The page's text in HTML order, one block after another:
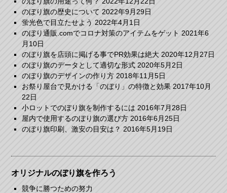
のぼり旗の歴史について 2022年9月29日
蛍光色で目立たせよう 2022年4月1日
のぼり通販.comでコロナ対策のアイテムをゲット 2021年6
月10日
のぼり旗を店頭に掲げる事でPR効果は絶大 2020年12月27日
のぼり旗のデータとして適切な形式 2020年5月2日
のぼり旗のデザインの作り方 2018年11月5日
お祭り屋台で見かける「のぼり」の特徴と効果 2017年10月
22日
小ロットでのぼり旗を制作するには 2016年7月28日
屋内で使用するのぼり旗の選び方 2016年6月25日
のぼり旗印刷、激安の目安は？ 2016年5月19日
オリジナルのぼり旗を作ろう
競争に勝つための努力